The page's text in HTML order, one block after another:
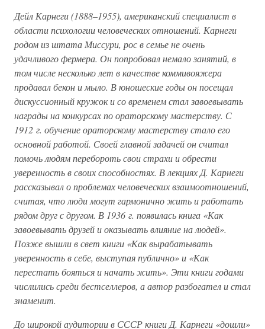
Дейл Карнеги (1888–1955), американский специалист в
области психологии человеческих отношений. Карнеги
родом из штата Миссури, рос в семье не очень
удачливого фермера. Он попробовал немало занятий, в
том числе несколько лет в качестве коммивояжера
продавал бекон и мыло. В юношеские годы он посещал
дискуссионный кружок и со временем стал завоевывать
награды на конкурсах по ораторскому мастерству. С
1912 г. обучение ораторскому мастерству стало его
основной работой. Своей главной задачей он считал
помочь людям перебороть свои страхи и обрести
уверенность в своих способностях. В лекциях Д. Карнеги
рассказывал о проблемах человеческих взаимоотношений,
считая, что люди могут гармонично жить и работать
рядом друг с другом. В 1936 г. появилась книга «Как
завоевывать друзей и оказывать влияние на людей».
Позже вышли в свет книги «Как вырабатывать
уверенность в себе, выступая публично» и «Как
перестать бояться и начать жить». Эти книги годами
числились среди бестселлеров, а автор разбогател и стал
знаменит.
До широкой аудитории в СССР книги Д. Карнеги «дошли»